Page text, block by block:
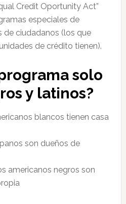
Credit Oportunity Act”
especiales de
de ciudadanos (los que
de crédito tienen).
solo
y latinos?
blancos tienen casa
son dueños de
americanos negros son